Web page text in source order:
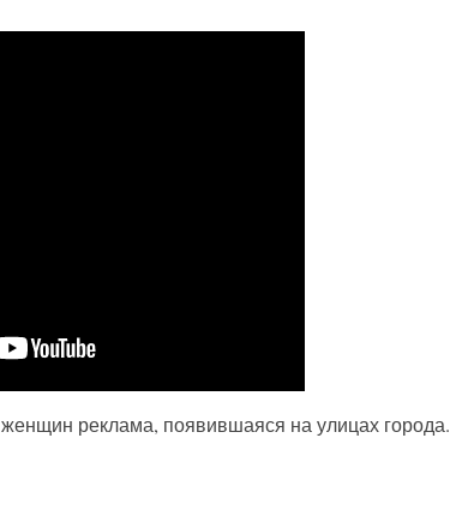
реклама, появившаяся на улицах города.